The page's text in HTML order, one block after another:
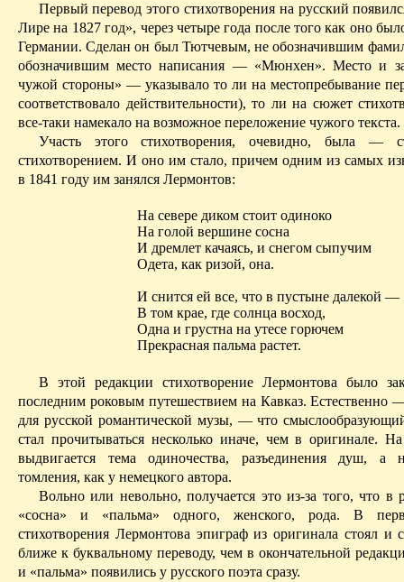
Первый перевод этого стихотворения на русский
Лире на 1827 год», через четырегода после того как оно
Германии. Сделан он был Тютчевым, не обозначившим
обозначившим место написания — «Мюнхен». Место и
чужой стороны» — указывало то ли на местопребывание
соответствовало действительности), то ли на сюжет
все-таки намекало на возможное переложение чужого текста.
Участь этого стихотворения, очевидно, была —
стихотворением. И оно им стало, причем одним из самых
в 1841 году им занялся Лермонтов:
На севере диком стоит одиноко
На голой вершине сосна
Идремлет качаясь, и снегом сыпучим
Одета, как ризой, она.
И снится ей все, что в пустыне далекой —
В том крае, где солнца восход,
Одна и грустна на утесе горючем
Прекрасная пальма растет.
В этой редакции стихотворение Лермонтова было
послед­ним роковым путешествием на Кавказ. Естественно
для русской романтической музы, — что
стал прочитываться несколько иначе, чем в оригинале.
выдвигается тема одиночества, разъединения душ, а
томления, как у немецкого автора.
Вольно или невольно, получается это из-за того, что в
«сосна» и «пальма» одного, женского, рода. В
стихотворения Лермонтова эпиграф из оригинала стояли
ближе к буквальному переводу, чем в окончательной
и «пальма» появились у русского поэта сразу.